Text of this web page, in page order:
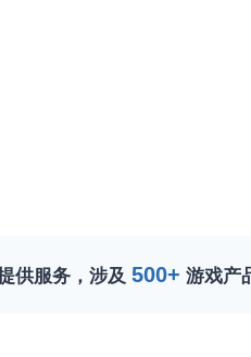
供服务，涉及 500+ 游戏产